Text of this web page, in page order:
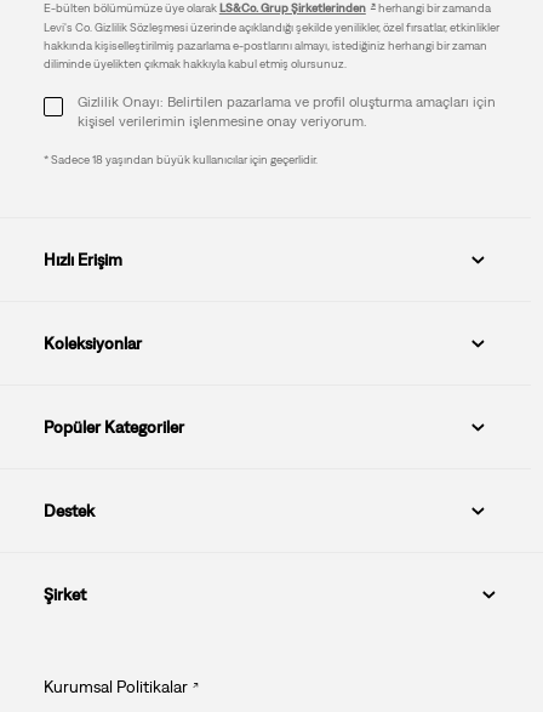
E-bülten bölümümüze üye olarakLS&Co. Grup Şirketlerinden
herhangi bir zamanda
Levi's Co. Gizlilik Sözleşmesi üzerinde açıklandığı şekilde yenilikler, özel fırsatlar, etkinlikler
hakkında kişiselleştirilmiş pazarlama e-postlarını almayı, istediğiniz herhangi bir zaman
diliminde üyelikten çıkmak hakkıyla kabul etmiş olursunuz.
Gizlilik Onayı: Belirtilen pazarlama ve profil oluşturma amaçları için
kişisel verilerimin işlenmesine onay veriyorum.
* Sadece 18 yaşından büyük kullanıcılar için geçerlidir.
Hızlı Erişim
Koleksiyonlar
Popüler Kategoriler
Destek
Şirket
Kurumsal Politikalar